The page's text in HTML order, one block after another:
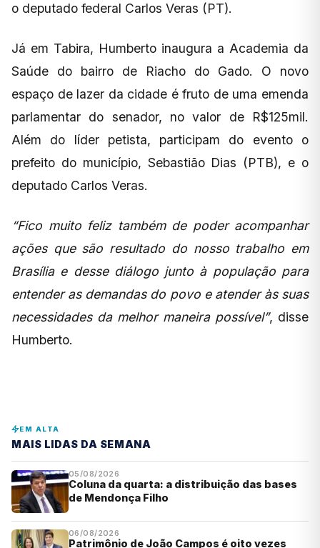
o deputado federal Carlos Veras (PT).
Já em Tabira, Humberto inaugura a Academia da
Saúde do bairro de Riacho do Gado. O novo
espaço de lazer da cidade é fruto de uma emenda
parlamentar do senador, no valor de R$125mil.
Além do líder petista, participam do evento o
prefeito do município, Sebastião Dias (PTB), e o
deputado Carlos Veras.
“Fico muito feliz também de poder acompanhar
ações que são resultado do nosso trabalho em
Brasília e desse diálogo junto à população para
entender as demandas do povo e atender às suas
necessidades da melhor maneira possível”, disse
Humberto.
EM ALTA
MAIS LIDAS DA SEMANA
05/08/2026
Coluna da quarta: a distribuição das bases
de Mendonça Filho
06/08/2026
Patrimônio de João Campos é oito vezes